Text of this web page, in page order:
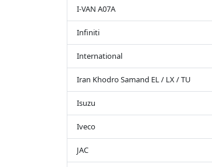
I-VAN A07A
Infiniti
International
Iran Khodro Samand EL / LX / TU
Isuzu
Iveco
JAC